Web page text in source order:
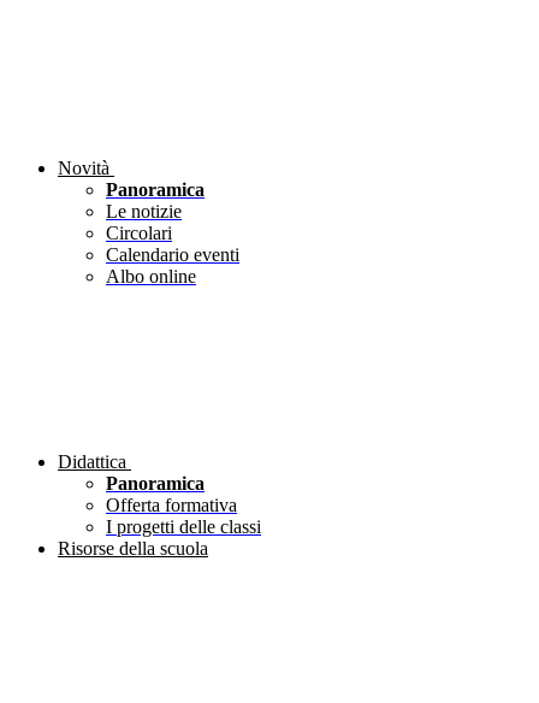
Novità
Panoramica
Le notizie
Circolari
Calendario eventi
Albo online
Didattica
Panoramica
Offerta formativa
I progetti delle classi
Risorse della scuola